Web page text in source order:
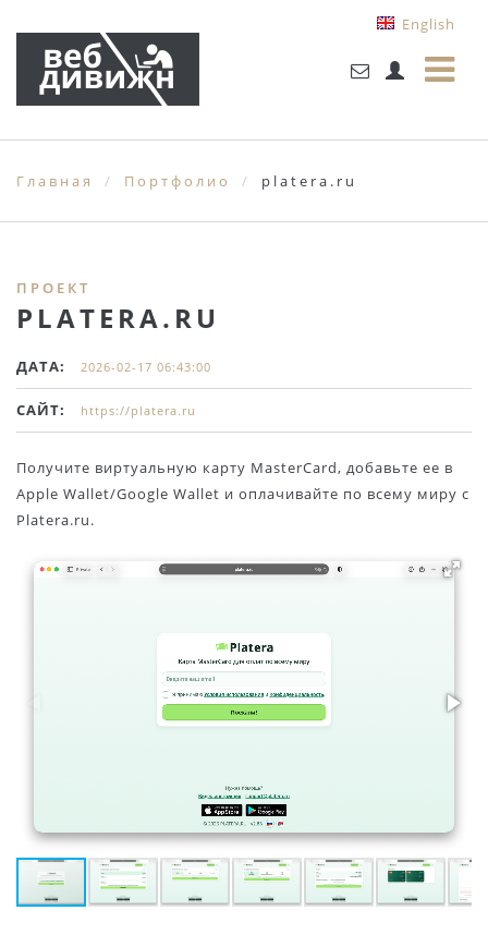
English
Главная Портфолио platera.ru
ПРОЕКТ
PLATERA.RU
ДАТА: 2026-02-17 06:43:00
САЙТ: https://platera.ru
Получите виртуальную карту MasterCard, добавьте ее в
Apple Wallet/Google Wallet и оплачивайте по всему миру с
Platera.ru.